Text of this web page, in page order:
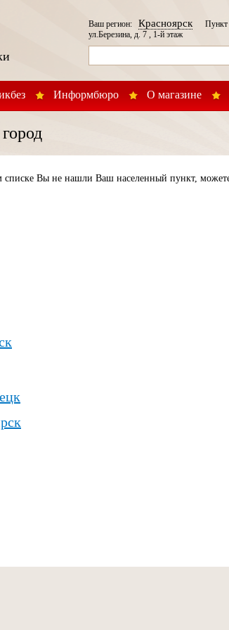
Информбюро О магазине
Ваш регион:КрасноярскПункт
ул.Березина, д. 7 , 1-й этаж
Вы не нашли Ваш населенный пункт,